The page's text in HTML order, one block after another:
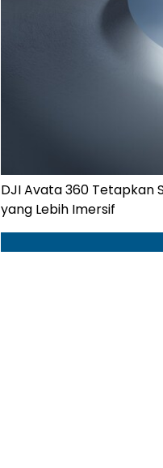
DJI Avata 360 Tetapkan
yang Lebih Imersif